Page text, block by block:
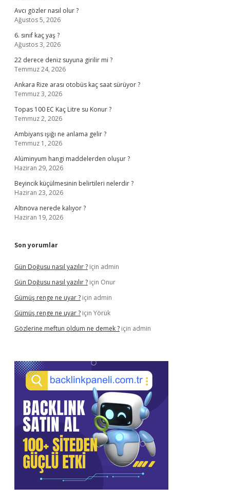
Avcı gözler nasıl olur ?
Ağustos 5, 2026
6. sınıf kaç yaş ?
Ağustos 3, 2026
22 derece deniz suyuna girilir mi ?
Temmuz 24, 2026
Ankara Rize arası otobüs kaç saat sürüyor ?
Temmuz 3, 2026
Topas 100 EC Kaç Litre su Konur ?
Temmuz 2, 2026
Ambiyans ışığı ne anlama gelir ?
Temmuz 1, 2026
Alüminyum hangi maddelerden oluşur ?
Haziran 29, 2026
Beyincik küçülmesinin belirtileri nelerdir ?
Haziran 23, 2026
Altınova nerede kalıyor ?
Haziran 19, 2026
Son yorumlar
Gün Doğusu nasıl yazılır ? için admin
Gün Doğusu nasıl yazılır ? için Onur
Gümüş renge ne uyar ? için admin
Gümüş renge ne uyar ? için Yörük
Gözlerine meftun oldum ne demek ? için admin